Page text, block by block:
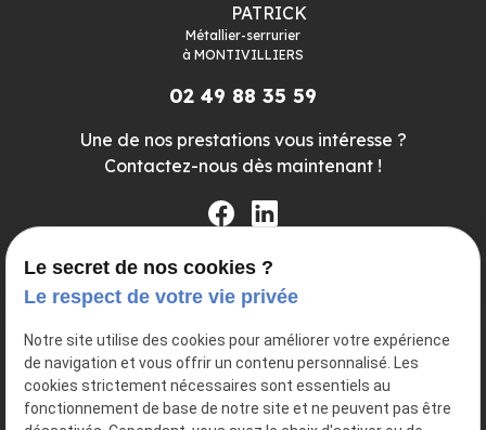
PATRICK
Métallier-serrurier
à MONTIVILLIERS
02 49 88 35 59
Une de nos prestations vous intéresse ?
Contactez-nous dès maintenant !
Inscrivez-vous dès maintenant à la newsletter pour
ne rien rater de l'actualité
Le secret de nos cookies ?
Le respect de votre vie privée
Notre site utilise des cookies pour améliorer votre expérience
de navigation et vous offrir un contenu personnalisé. Les
cookies strictement nécessaires sont essentiels au
fonctionnement de base de notre site et ne peuvent pas être